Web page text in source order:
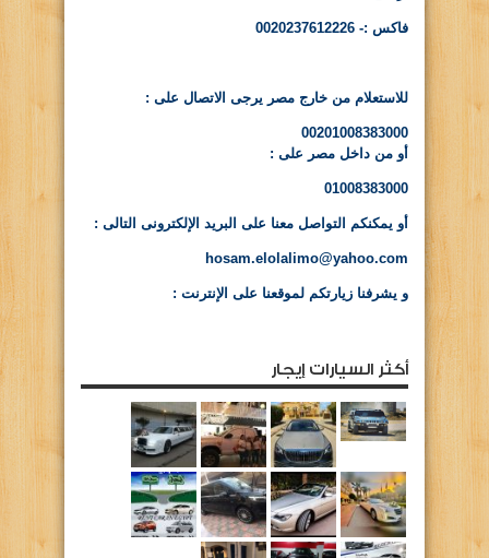
فاكس :- 0020237612226
للاستعلام من خارج مصر يرجى الاتصال على :
00201008383000
أو من داخل مصر على :
01008383000
أو يمكنكم التواصل معنا على البريد الإلكترونى التالى :
hosam.elolalimo@yahoo.com
و يشرفنا زيارتكم لموقعنا على الإنترنت :
أكثر السيارات إيجار